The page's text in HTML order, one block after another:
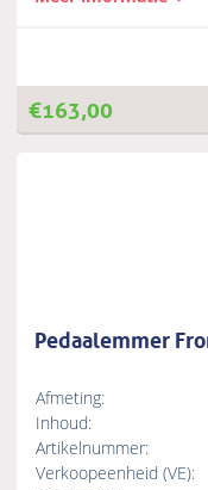
€163,00
Pedaalemmer
Afmeting:
Inhoud:
Artikelnummer:
Verkoopeenheid (VE):